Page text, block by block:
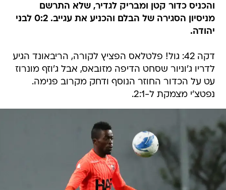
והכניס כדור קטן ומבריק לגדיר, שלא התרשם
מניסיון הסגירה של הבלם והכניע את עגייב. 0:2 לבני
יהודה.
דקה 42: גול! פלטלאס הפציץ לקורה, הריבאונד הגיע
לדריו ג'וניור שסחט הדיפה מזובאס, אבל ג'וזף מונרוז
עט על הכדור החוזר הנוסף ודחק מקרוב פנימה.
נפטצ'י מצמקת ל-2:1.